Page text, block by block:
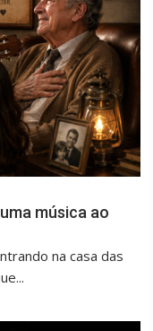
música ao
na casa das